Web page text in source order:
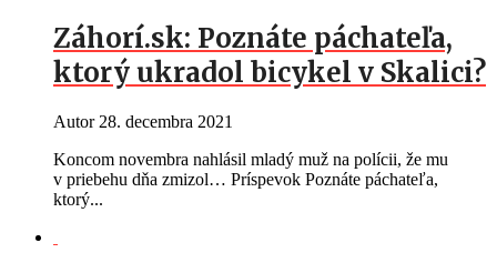
Záhorí.sk: Poznáte páchateľa,
ktorý ukradol bicykel v Skalici?
Autor 28. decembra 2021
Koncom novembra nahlásil mladý muž na polícii, že mu
v priebehu dňa zmizol… Príspevok Poznáte páchateľa,
ktorý...